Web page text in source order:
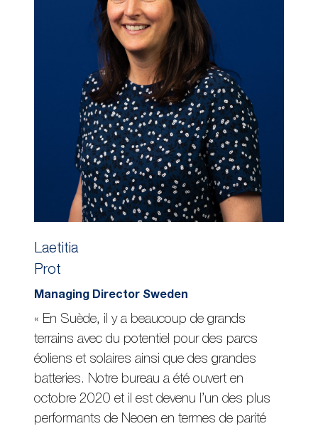
Laetitia
Prot
Managing Director Sweden
« En Suède, il y a beaucoup de grands
terrains avec du potentiel pour des parcs
éoliens et solaires ainsi que des grandes
batteries. Notre bureau a été ouvert en
octobre 2020 et il est devenu l’un des plus
performants de Neoen en termes de parité